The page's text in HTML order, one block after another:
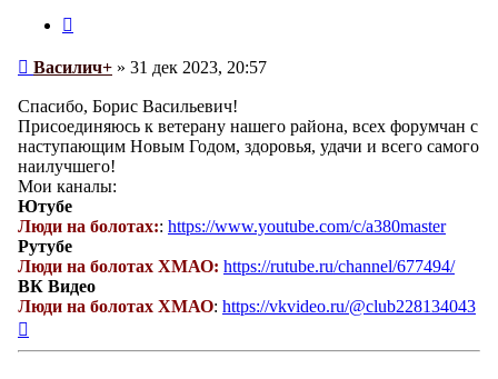
Сообщение
Василич+ » 31 дек 2023, 20:57
Спасибо, Борис Васильевич!
Присоединяюсь к ветерану нашего района, всех форумчан с
наступающим Новым Годом, здоровья, удачи и всего самого
наилучшего!
Мои каналы:
Ютубе
Люди на болотах:: https://www.youtube.com/c/a380master
Рутубе
Люди на болотах ХМАО: https://rutube.ru/channel/677494/
ВК Видео
Люди на болотах ХМАО: https://vkvideo.ru/@club228134043